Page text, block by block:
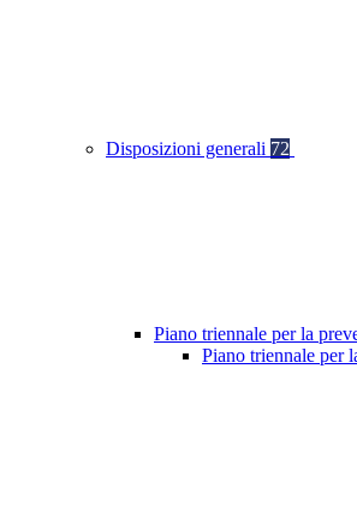
Disposizioni generali 72
Piano triennale per la
Piano triennale per